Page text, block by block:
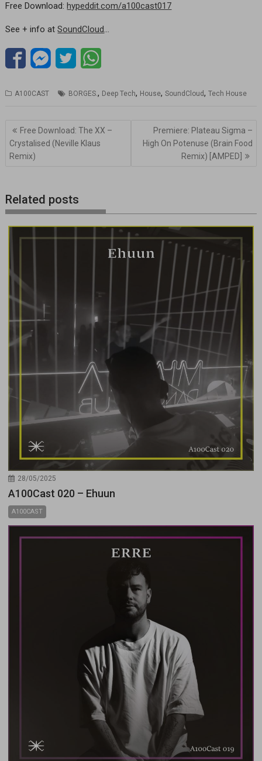
Free Download:hypeddit.com/a100cast017
See + info atSoundCloud…
A100CAST BORGES., Deep Tech, House,SoundCloud,Tech House
Navegación
de
entradas
Free Download: The XX –
Crystalised (Neville Klaus
Remix)
Premiere: Plateau Sigma –
High On Potenuse (Brain Food
Remix) [AMPED]
Related posts
28/05/2025
A100Cast 020 – Ehuun
A100CAST